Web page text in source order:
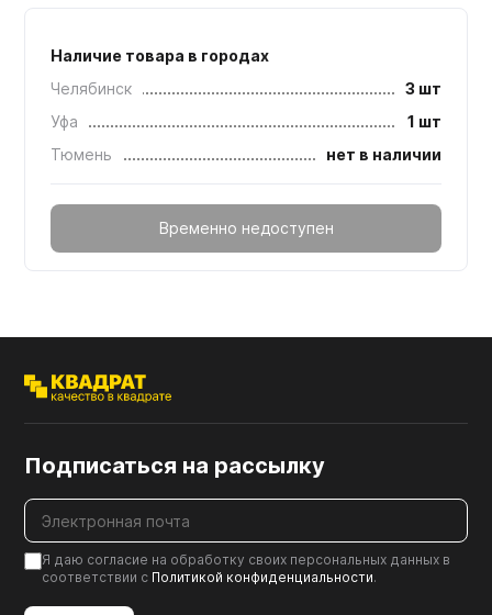
Наличие товара в городах
Челябинск
3 шт
Уфа
1 шт
Тюмень
нет в наличии
Временно недоступен
Подписаться на рассылку
Я даю согласие на обработку своих персональных данных в
соответствии с Политикой конфиденциальности.